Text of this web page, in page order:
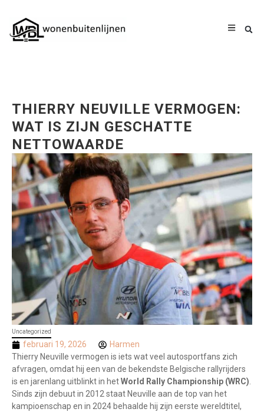
THIERRY NEUVILLE VERMOGEN:
WAT IS ZIJN GESCHATTE
NETTOWAARDE
Uncategorized
februari 19, 2026
Harmen
Thierry Neuville vermogen is iets wat veel autosportfans zich
afvragen, omdat hij een van de bekendste Belgische rallyrijders
is en jarenlang uitblinkt in hetWorld Rally Championship (WRC)
Sinds zijn debuut in 2012 staat Neuville aan de top van het
kampioenschap en in 2024 behaalde hij zijn eerste wereldtitel,